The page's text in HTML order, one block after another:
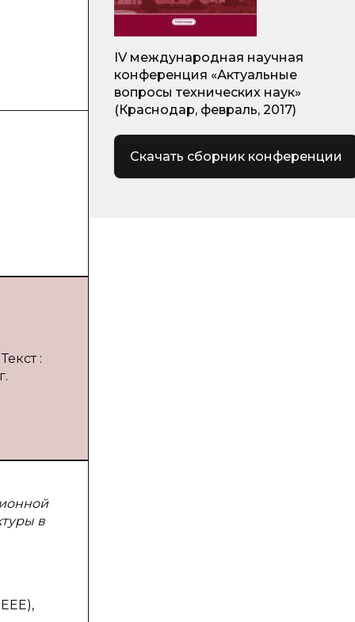
:
в
IV международная научная
конференция «Актуальные
вопросы технических наук»
(Краснодар, февраль, 2017)
Скачать сборник конференции